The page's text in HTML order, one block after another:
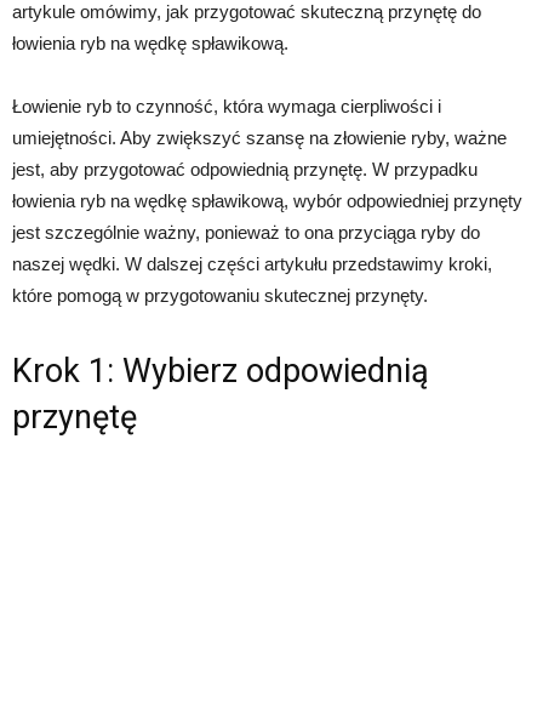
artykule omówimy, jak przygotować skuteczną przynętę do
łowienia ryb na wędkę spławikową.
Łowienie ryb to czynność, która wymaga cierpliwości i
umiejętności. Aby zwiększyć szansę na złowienie ryby, ważne
jest, aby przygotować odpowiednią przynętę. W przypadku
łowienia ryb na wędkę spławikową, wybór odpowiedniej przynęty
jest szczególnie ważny, ponieważ to ona przyciąga ryby do
naszej wędki. W dalszej części artykułu przedstawimy kroki,
które pomogą w przygotowaniu skutecznej przynęty.
Krok 1: Wybierz odpowiednią
przynętę